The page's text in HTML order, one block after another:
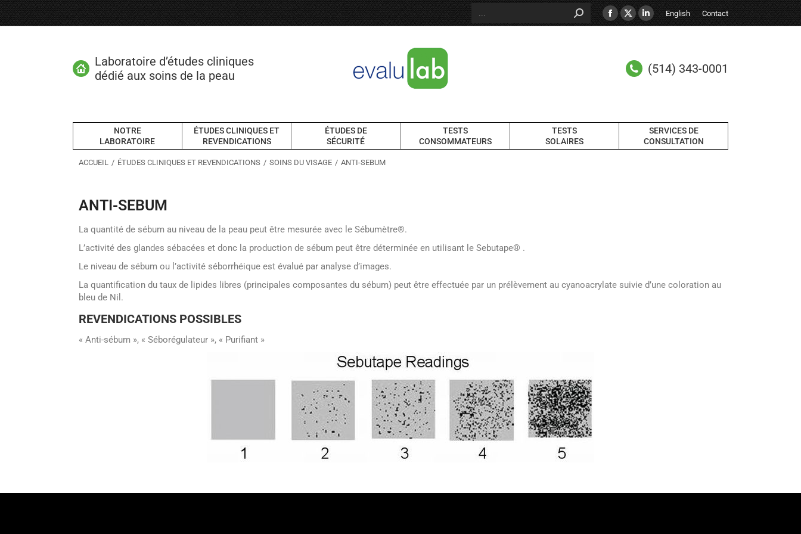
English Contact
Laboratoire d’études cliniques
dédié aux soins de la peau
(514) 343-0001
NOTRE
LABORATOIRE
ÉTUDES CLINIQUES ET
REVENDICATIONS
ÉTUDES DE
SÉCURITÉ
TESTS
CONSOMMATEURS
TESTS
SOLAIRES
SERVICES DE
CONSULTATION
Vous êtes ici :
ACCUEIL ÉTUDES CLINIQUES ET REVENDICATIONS SOINS DU VISAGE ANTI-SEBUM
ANTI-SEBUM
La quantité de sébum au niveau de la peau peut être mesurée avec le Sébumètre®.
L’activité des glandes sébacées et donc la production de sébum peut être déterminée en utilisant le Sebutape® .
Le niveau de sébum ou l’activité séborrhéique est évalué par analyse d’images.
La quantification du taux de lipides libres (principales composantes du sébum) peut être effectuée par un prélèvement au cyanoacrylate suivie d’une coloration au
bleu de Nil.
REVENDICATIONS POSSIBLES
« Anti-sébum », « Séborégulateur », « Purifiant »